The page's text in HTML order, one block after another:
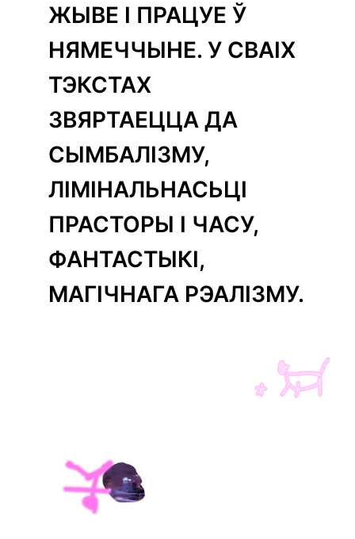
ЖЫВЕ І ПРАЦУЕ Ў
НЯМЕЧЧЫНЕ. У СВАІХ
ТЭКСТАХ
ЗВЯРТАЕЦЦА ДА
СЫМБАЛІЗМУ,
ЛІМІНАЛЬНАСЬЦІ
ПРАСТОРЫ І ЧАСУ,
ФАНТАСТЫКІ,
МАГІЧНАГА РЭАЛІЗМУ.